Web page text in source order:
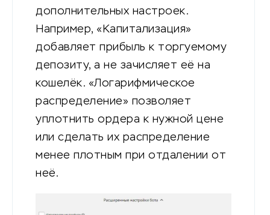
дополнительных настроек.
Например, «Капитализация»
добавляет прибыль к торгуемому
депозиту, а не зачисляет её на
кошелёк. «Логарифмическое
распределение» позволяет
уплотнить ордера к нужной цене
или сделать их распределение
менее плотным при отдалении от
неё.